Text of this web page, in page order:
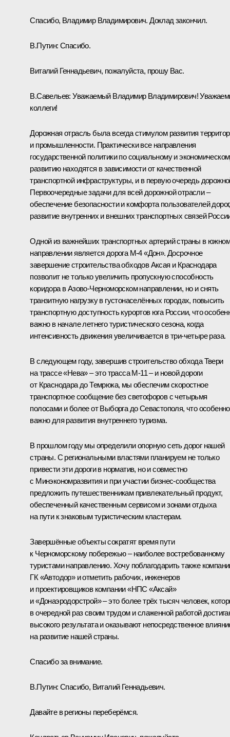
Спасибо, Владимир Владимирович. Доклад закончил.
В.Путин: Спасибо.
Виталий Геннадьевич, пожалуйста, прошу Вас.
В.Савельев: Уважаемый Владимир Владимирович!
коллеги!
Дорожная отрасль была всегда стимулом развития
и промышленности. Практически все направления
государственной политики по социальному и
развитию находятся в зависимости от качественной
транспортной инфраструктуры, и в первую очередь
Первоочередные задачи для всей дорожной отрасли –
обеспечение безопасности и комфорта пользователей дорог,
развитие внутренних и внешних транспортных связей
Одной из важнейших транспортных артерий страны в южном
направлении является дорога М-4 «Дон». Досрочное
завершение строительства обходов Аксая и Краснодара
позволит не только увеличить пропускную способность
коридора в Азово-Черноморском направлении, но и снять
транзитную нагрузку в густонаселённых городах, повысить
транспортную доступность курортов юга России, что
важно в начале летнего туристического сезона, когда
интенсивность движения увеличивается в три-четыре раза.
В следующем году, завершив строительство обхода Твери
на трассе «Нева» – это трасса М-11 – и новой дороги
от Краснодара до Темрюка, мы обеспечим скоростное
транспортное сообщение без светофоров с четырьмя
полосами и более от Выборга до Севастополя, что особенно
важно для развития внутреннего туризма.
В прошлом году мы определили опорную сеть дорог нашей
страны. С региональными властями планируем не только
привести эти дороги в норматив, но и совместно
с Минэкономразвития и при участии бизнес-сообщества
предложить путешественникам привлекательный продукт,
обеспеченный качественным сервисом и зонами отдыха
на пути к знаковым туристическим кластерам.
Завершённые объекты сократят время пути
к Черноморскому побережью – наиболее востребованному
туристами направлению. Хочу поблагодарить также
ГК «Автодор» и отметить рабочих, инженеров
и проектировщиков компании «НПС «Аксай»
и «Донаэродорстрой» – это более трёх тысяч человек,
в очередной раз своим трудом и слаженной работой
высокого результата и оказывают непосредственное
на развитие нашей страны.
Спасибо за внимание.
В.Путин: Спасибо, Виталий Геннадьевич.
Давайте в регионы переберёмся.